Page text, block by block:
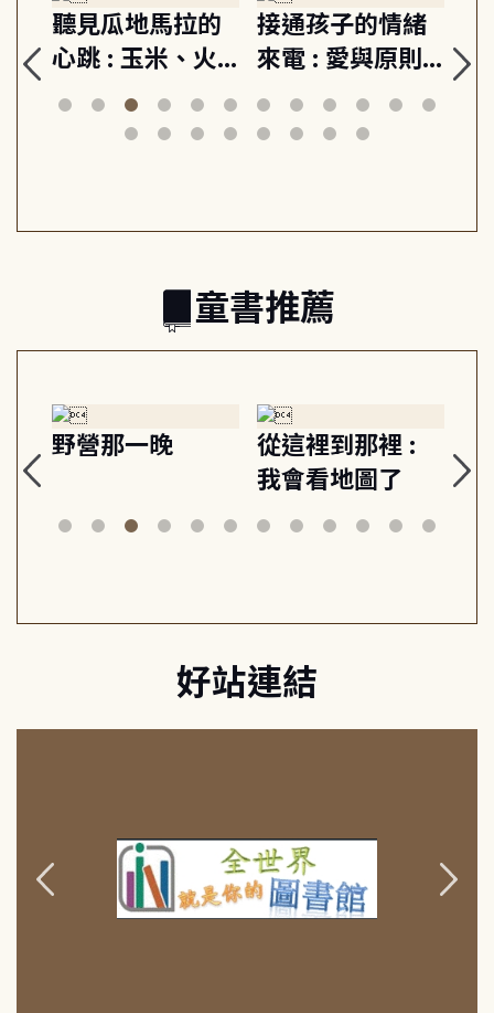
聽見瓜地馬拉的
心跳 : 玉米、火
山與信仰, 外交官
筆下的現代馬雅
接通孩子的情緒
來電 : 愛與原則,
建立教養的安定
節奏 22個行動練
關
童書推薦
野營那一晚
從這裡到那裡 :
我會看地圖了
美
好站連結